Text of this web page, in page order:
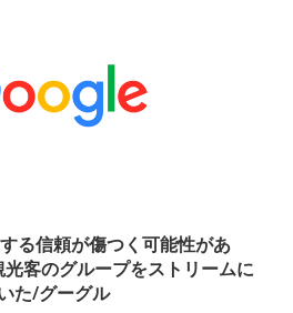
る信頼が傷つく可能性があ
客のグループをストリームに
た/グーグル